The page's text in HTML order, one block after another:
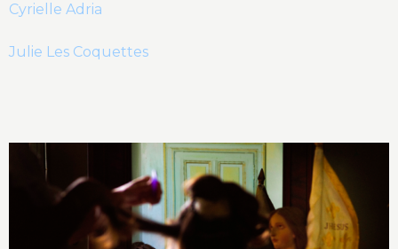
Cyrielle Adria
Julie Les Coquettes